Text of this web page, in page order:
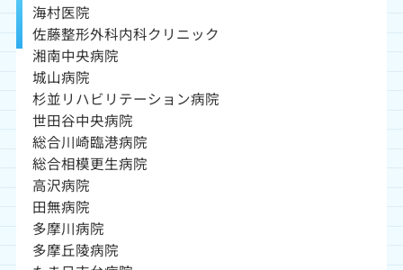
海村医院
佐藤整形外科内科クリニック
湘南中央病院
城山病院
杉並リハビリテーション病院
世田谷中央病院
総合川崎臨港病院
総合相模更生病院
高沢病院
田無病院
多摩川病院
多摩丘陵病院